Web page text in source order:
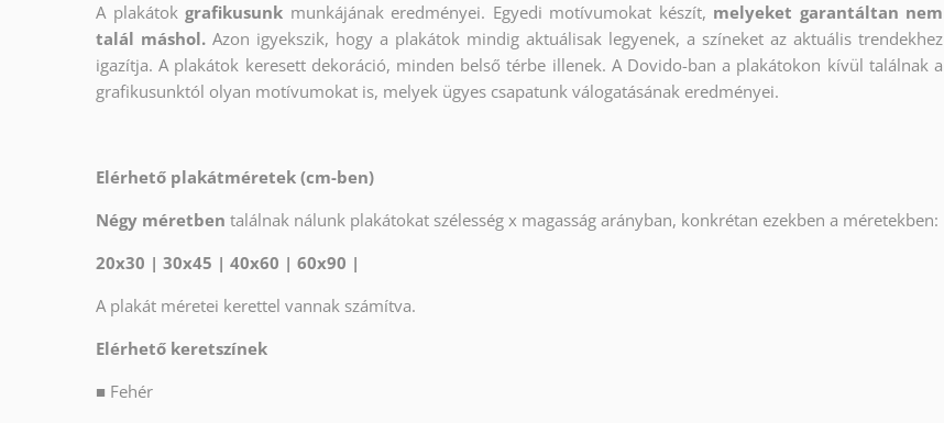
A plakátok grafikusunk munkájának eredményei. Egyedi motívumokat készít, melyeket garantáltan nem
talál máshol. Azon igyekszik, hogy a plakátok mindig aktuálisak legyenek, a színeket az aktuális trendekhez
igazítja. A plakátok keresett dekoráció, minden belső térbe illenek. A Dovido-ban a plakátokon kívül találnak a
grafikusunktól olyan motívumokat is, melyek ügyes csapatunk válogatásának eredményei.
Elérhető plakátméretek (cm-ben)
Négy méretben találnak nálunk plakátokat szélesség x magasság arányban, konkrétan ezekben a méretekben:
20x30 | 30x45 | 40x60 | 60x90 |
A plakát méretei kerettel vannak számítva.
Elérhető keretszínek
■ Fehér